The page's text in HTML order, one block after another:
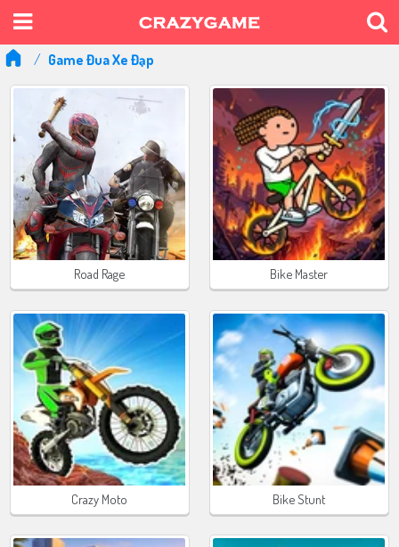
Game Đua Xe Đạp
Road Rage Bike Master
Crazy Moto Bike Stunt